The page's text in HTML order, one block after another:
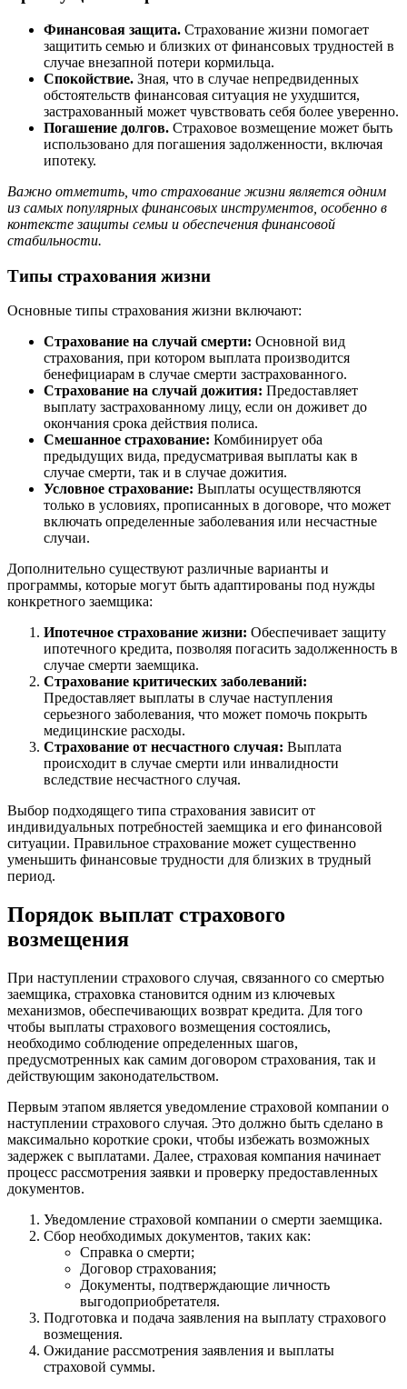
Финансовая защита. Страхование жизни помогает
защитить семью и близких от финансовых трудностей в
случае внезапной потери кормильца.
Спокойствие. Зная, что в случае непредвиденных
обстоятельств финансовая ситуация не ухудшится,
застрахованный может чувствовать себя более уверенно.
Погашение долгов. Страховое возмещение может быть
использовано для погашения задолженности, включая
ипотеку.
Важно отметить, что страхование жизни является одним
из самых популярных финансовых инструментов, особенно в
контексте защиты семьи и обеспечения финансовой
стабильности.
Типы страхования жизни
Основные типы страхования жизни включают:
Страхование на случай смерти: Основной вид
страхования, при котором выплата производится
бенефициарам в случае смерти застрахованного.
Страхование на случай дожития: Предоставляет
выплату застрахованному лицу, если он доживет до
окончания срока действия полиса.
Смешанное страхование: Комбинирует оба
предыдущих вида, предусматривая выплаты как в
случае смерти, так и в случае дожития.
Условное страхование: Выплаты осуществляются
только в условиях, прописанных в договоре, что может
включать определенные заболевания или несчастные
случаи.
Дополнительно существуют различные варианты и
программы, которые могут быть адаптированы под нужды
конкретного заемщика:
Ипотечное страхование жизни: Обеспечивает защиту
ипотечного кредита, позволяя погасить задолженность в
случае смерти заемщика.
Страхование критических заболеваний:
Предоставляет выплаты в случае наступления
серьезного заболевания, что может помочь покрыть
медицинские расходы.
Страхование от несчастного случая: Выплата
происходит в случае смерти или инвалидности
вследствие несчастного случая.
Выбор подходящего типа страхования зависит от
индивидуальных потребностей заемщика и его финансовой
ситуации. Правильное страхование может существенно
уменьшить финансовые трудности для близких в трудный
период.
Порядок выплат страхового
возмещения
При наступлении страхового случая, связанного со смертью
заемщика, страховка становится одним из ключевых
механизмов, обеспечивающих возврат кредита. Для того
чтобы выплаты страхового возмещения состоялись,
необходимо соблюдение определенных шагов,
предусмотренных как самим договором страхования, так и
действующим законодательством.
Первым этапом является уведомление страховой компании о
наступлении страхового случая. Это должно быть сделано в
максимально короткие сроки, чтобы избежать возможных
задержек с выплатами. Далее, страховая компания начинает
процесс рассмотрения заявки и проверку предоставленных
документов.
Уведомление страховой компании о смерти заемщика.
Сбор необходимых документов, таких как:
Справка о смерти;
Договор страхования;
Документы, подтверждающие личность
выгодоприобретателя.
Подготовка и подача заявления на выплату страхового
возмещения.
Ожидание рассмотрения заявления и выплаты
страховой суммы.